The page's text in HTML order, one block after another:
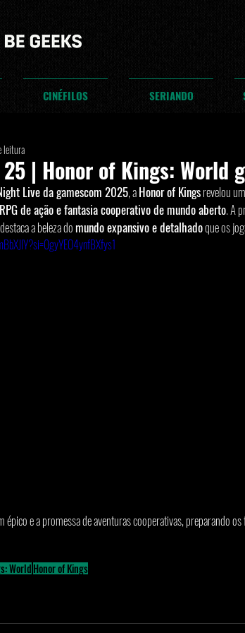
CINÉFILOS SERIANDO
| Honor of Kings: World
leitura
Live da gamescom 2025, a Honor of Kings revelou um
RPG de ação e fantasia cooperativo de mundo aberto. A
a beleza do mundo expansivo e detalhado que os
épico e a promessa de aventuras cooperativas, preparando
WorldHonor of Kings